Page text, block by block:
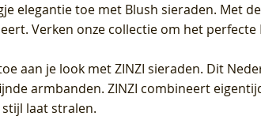
elegantie toe met Blush sieraden. Met
Verken onze collectie om het
aan je look met ZINZI sieraden. Dit
armbanden. ZINZI combineert
laat stralen.